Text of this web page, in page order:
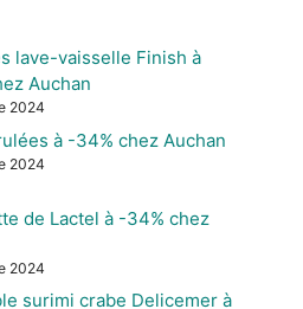
lave-vaisselle Finish à
Auchan
2024
à -34% chez Auchan
2024
de Lactel à -34% chez
2024
surimi crabe Delicemer à